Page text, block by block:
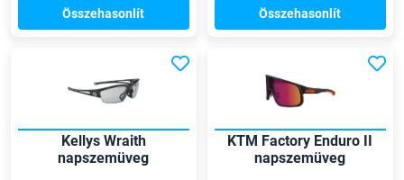
Összehasonlít Összehasonlít
Kellys Wraith
napszemüveg
KTM Factory Enduro II
napszemüveg